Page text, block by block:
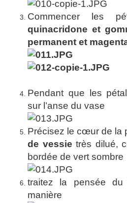
Commencer les
quinacridone et
permanent et
Pendant que les
sur l’anse du vase
Précisez le cœur de la
de vessie très dilué,
bordée de vert sombre
traitez la pensée
manière